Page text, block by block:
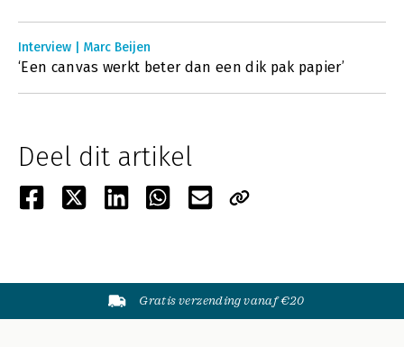
Interview | Marc Beijen
‘Een canvas werkt beter dan een dik pak papier’
Deel dit artikel
Gratis verzending vanaf €20